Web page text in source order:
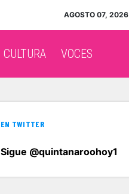
AGOSTO 07, 2026
CULTURA VOCES
EN TWITTER
Sigue @quintanaroohoy1